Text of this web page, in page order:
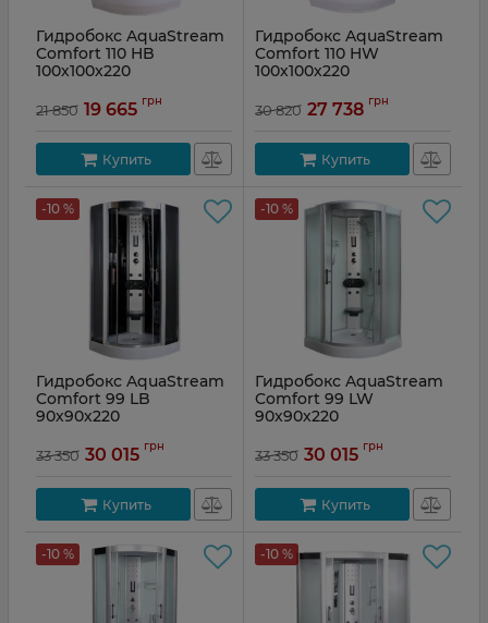
Гидробокс AquaStream
Comfort 110 HB
100х100х220
21 850 19 665 грн
Купить
Гидробокс AquaStream
Comfort 110 HW
100х100х220
30 820 27 738 грн
Купить
-10 %
Гидробокс AquaStream
Comfort 99 LB
90х90х220
33 350 30 015 грн
Купить
-10 %
Гидробокс AquaStream
Comfort 99 LW
90х90х220
33 350 30 015 грн
Купить
-10 % -10 %